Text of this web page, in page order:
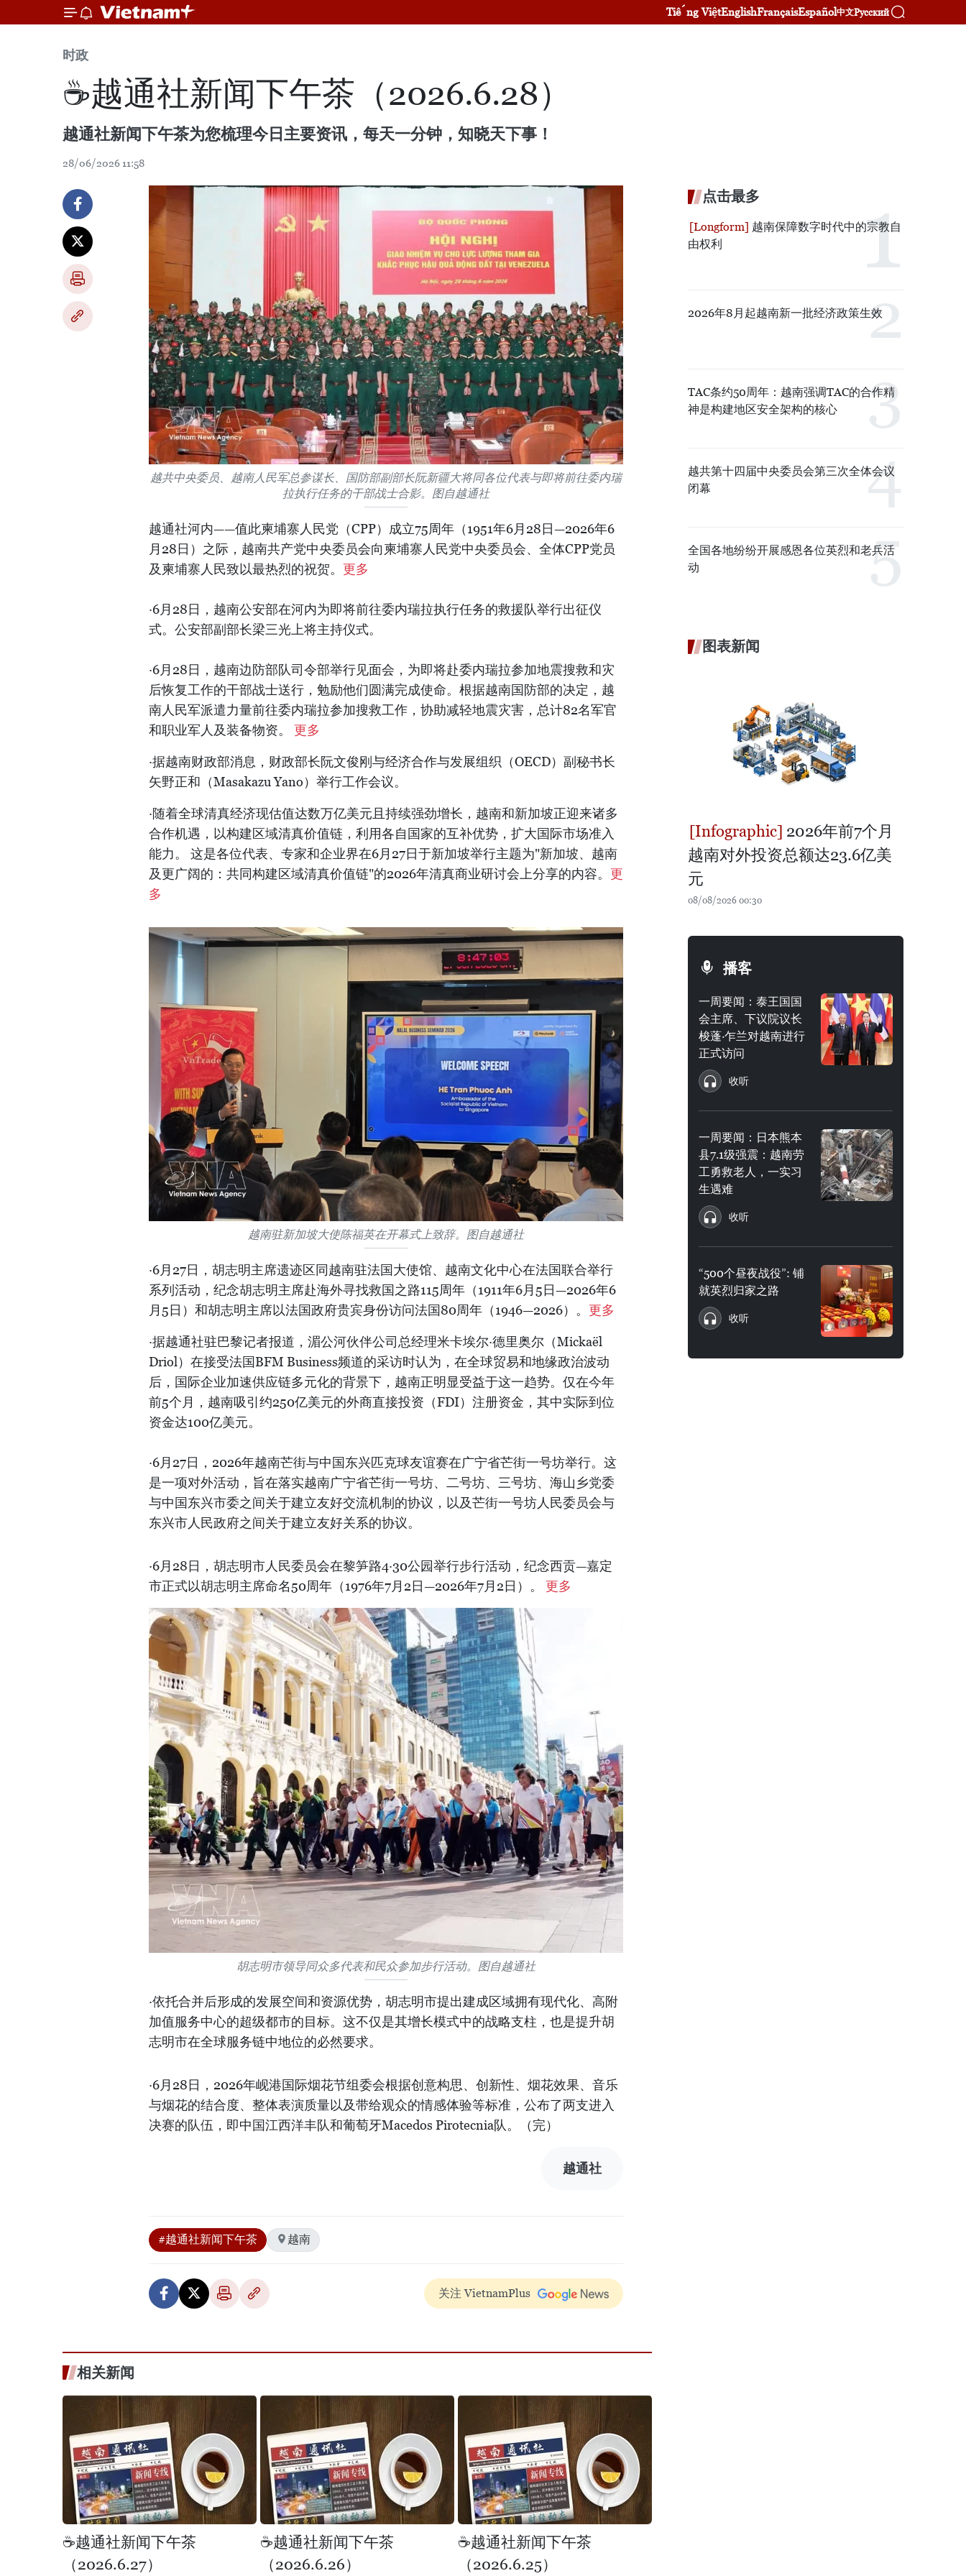
Tiếng ViệtEnglishFrançaisEspañol中文Русский
时政
☕️越通社新闻下午茶（2026.6.28）
越通社新闻下午茶为您梳理今日主要资讯，每天一分钟，知晓天下事！
28/06/2026 11:58
越共中央委员、越南人民军总参谋长、国防部副部长阮新疆大将同各位代表与即将前往委内瑞
拉执行任务的干部战士合影。图自越通社
越通社河内——值此柬埔寨人民党（CPP）成立75周年（1951年6月28日—2026年6
月28日）之际，越南共产党中央委员会向柬埔寨人民党中央委员会、全体CPP党员
及柬埔寨人民致以最热烈的祝贺。 更多
·6月28日，越南公安部在河内为即将前往委内瑞拉执行任务的救援队举行出征仪
式。公安部副部长梁三光上将主持仪式。
·6月28日，越南边防部队司令部举行见面会，为即将赴委内瑞拉参加地震搜救和灾
后恢复工作的干部战士送行，勉励他们圆满完成使命。根据越南国防部的决定，越
南人民军派遣力量前往委内瑞拉参加搜救工作，协助减轻地震灾害，总计82名军官
和职业军人及装备物资。 更多
·据越南财政部消息，财政部长阮文俊刚与经济合作与发展组织（OECD）副秘书长
矢野正和（Masakazu Yano）举行工作会议。
·随着全球清真经济现估值达数万亿美元且持续强劲增长，越南和新加坡正迎来诸多
合作机遇，以构建区域清真价值链，利用各自国家的互补优势，扩大国际市场准入
能力。 这是各位代表、专家和企业界在6月27日于新加坡举行主题为"新加坡、越南
及更广阔的：共同构建区域清真价值链"的2026年清真商业研讨会上分享的内容。 更
多
越南驻新加坡大使陈福英在开幕式上致辞。图自越通社
·6月27日，胡志明主席遗迹区同越南驻法国大使馆、越南文化中心在法国联合举行
系列活动，纪念胡志明主席赴海外寻找救国之路115周年（1911年6月5日—2026年6
月5日）和胡志明主席以法国政府贵宾身份访问法国80周年（1946—2026）。 更多
·据越通社驻巴黎记者报道，湄公河伙伴公司总经理米卡埃尔·德里奥尔（Mickaël
Driol）在接受法国BFM Business频道的采访时认为，在全球贸易和地缘政治波动
后，国际企业加速供应链多元化的背景下，越南正明显受益于这一趋势。仅在今年
前5个月，越南吸引约250亿美元的外商直接投资（FDI）注册资金，其中实际到位
资金达100亿美元。
·6月27日，2026年越南芒街与中国东兴匹克球友谊赛在广宁省芒街一号坊举行。这
是一项对外活动，旨在落实越南广宁省芒街一号坊、二号坊、三号坊、海山乡党委
与中国东兴市委之间关于建立友好交流机制的协议，以及芒街一号坊人民委员会与
东兴市人民政府之间关于建立友好关系的协议。
·6月28日，胡志明市人民委员会在黎笋路4·30公园举行步行活动，纪念西贡—嘉定
市正式以胡志明主席命名50周年（1976年7月2日—2026年7月2日）。 更多
胡志明市领导同众多代表和民众参加步行活动。图自越通社
·依托合并后形成的发展空间和资源优势，胡志明市提出建成区域拥有现代化、高附
加值服务中心的超级都市的目标。这不仅是其增长模式中的战略支柱，也是提升胡
志明市在全球服务链中地位的必然要求。
·6月28日，2026年岘港国际烟花节组委会根据创意构思、创新性、烟花效果、音乐
与烟花的结合度、整体表演质量以及带给观众的情感体验等标准，公布了两支进入
决赛的队伍，即中国江西洋丰队和葡萄牙Macedos Pirotecnia队。（完）
越通社
#越通社新闻下午茶 越南
关注 VietnamPlus
相关新闻
☕️越通社新闻下午茶
（2026.6.27）
☕️越通社新闻下午茶
（2026.6.26）
☕️越通社新闻下午茶
（2026.6.25）
点击最多
越南保障数字时代中的宗教自
由权利
2026年8月起越南新一批经济政策生效
TAC条约50周年：越南强调TAC的合作精
神是构建地区安全架构的核心
越共第十四届中央委员会第三次全体会议
闭幕
全国各地纷纷开展感恩各位英烈和老兵活
动
图表新闻
2026年前7个月
越南对外投资总额达23.6亿美
元
08/08/2026 00:30
播客
一周要闻：泰王国国
会主席、下议院议长
梭蓬·乍兰对越南进行
正式访问
收听
一周要闻：日本熊本
县7.1级强震：越南劳
工勇救老人，一实习
生遇难
收听
“500个昼夜战役”: 铺
就英烈归家之路
收听